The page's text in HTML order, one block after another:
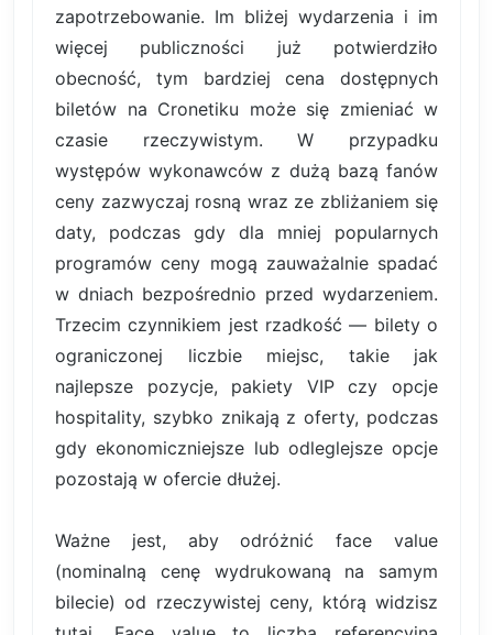
zapotrzebowanie. Im bliżej wydarzenia i im
więcej publiczności już potwierdziło
obecność, tym bardziej cena dostępnych
biletów na Cronetiku może się zmieniać w
czasie rzeczywistym. W przypadku
występów wykonawców z dużą bazą fanów
ceny zazwyczaj rosną wraz ze zbliżaniem się
daty, podczas gdy dla mniej popularnych
programów ceny mogą zauważalnie spadać
w dniach bezpośrednio przed wydarzeniem.
Trzecim czynnikiem jest rzadkość — bilety o
ograniczonej liczbie miejsc, takie jak
najlepsze pozycje, pakiety VIP czy opcje
hospitality, szybko znikają z oferty, podczas
gdy ekonomiczniejsze lub odleglejsze opcje
pozostają w ofercie dłużej.
Ważne jest, aby odróżnić face value
(nominalną cenę wydrukowaną na samym
bilecie) od rzeczywistej ceny, którą widzisz